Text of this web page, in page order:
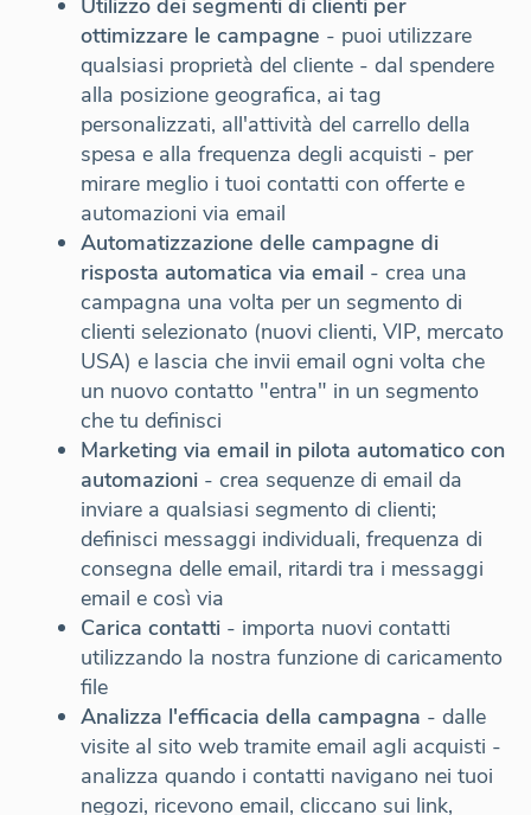
ottimizzare le campagne - puoi utilizzare
qualsiasi proprietà del cliente - dal spendere
alla posizione geografica, ai tag
personalizzati, all'attività del carrello della
spesa e alla frequenza degli acquisti - per
mirare meglio i tuoi contatti con offerte e
automazioni via email
Automatizzazione delle campagne di
risposta automatica via email - crea una
campagna una volta per un segmento di
clienti selezionato (nuovi clienti, VIP, mercato
USA) e lascia che invii email ogni volta che
un nuovo contatto "entra" in un segmento
che tu definisci
Marketing via email in pilota automatico con
automazioni - crea sequenze di email da
inviare a qualsiasi segmento di clienti;
definisci messaggi individuali, frequenza di
consegna delle email, ritardi tra i messaggi
email e così via
Carica contatti - importa nuovi contatti
utilizzando la nostra funzione di caricamento
file
Analizza l'efficacia della campagna - dalle
visite al sito web tramite email agli acquisti -
analizza quando i contatti navigano nei tuoi
negozi, ricevono email, cliccano sui link,